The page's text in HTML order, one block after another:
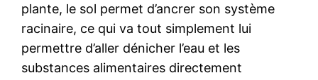
plante, le sol permet d’ancrer son système
racinaire, ce qui va tout simplement lui
permettre d’aller dénicher l’eau et les
substances alimentaires directement